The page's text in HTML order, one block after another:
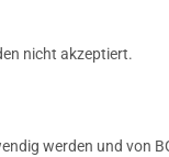
nicht akzeptiert.
werden und von